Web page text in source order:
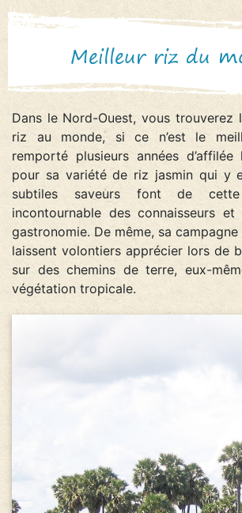
Meilleur riz du
Dans le Nord-Ouest, vous trouverez
riz au monde, si ce n’est le
remporté plusieurs années
pour sa variété de riz jasmin qui y
subtiles saveurs font de
incontournable des connaisseurs
gastronomie. De même, sa
laissent volontiers apprécier lors de
sur des chemins de terre, eux-
végétation tropicale.